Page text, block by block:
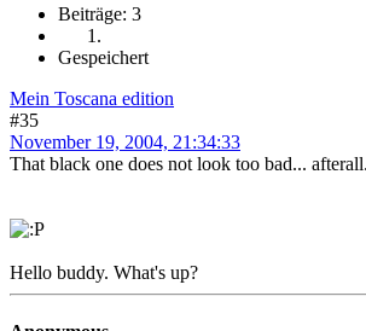
Beiträge: 3
Gespeichert
Mein Toscana edition
#35
November 19, 2004, 21:34:33
That black one does not look too bad...
Hello buddy. What's up?